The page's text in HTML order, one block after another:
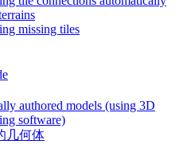
missing tiles
authored models (using 3D
software)
几何体